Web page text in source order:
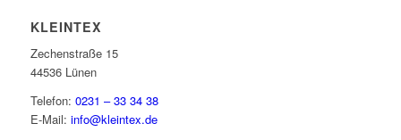
KLEINTEX
Zechenstraße 15
44536 Lünen
Telefon: 0231 – 33 34 38
E-Mail: info@kleintex.de